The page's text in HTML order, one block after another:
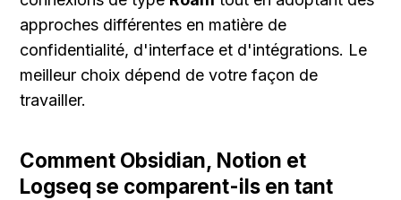
approches différentes en matière de
confidentialité, d'interface et d'intégrations. Le
meilleur choix dépend de votre façon de
travailler.
Comment Obsidian, Notion et
Logseq se comparent-ils en tant